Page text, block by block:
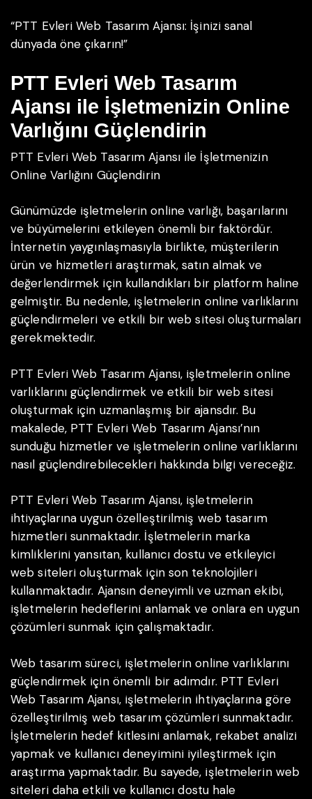
“PTT Evleri Web Tasarım Ajansı: İşinizi sanal
dünyada öne çıkarın!”
PTT Evleri Web Tasarım
Ajansı ile İşletmenizin Online
Varlığını Güçlendirin
PTT Evleri Web Tasarım Ajansı ile İşletmenizin
Online Varlığını Güçlendirin
Günümüzde işletmelerin online varlığı, başarılarını
ve büyümelerini etkileyen önemli bir faktördür.
İnternetin yaygınlaşmasıyla birlikte, müşterilerin
ürün ve hizmetleri araştırmak, satın almak ve
değerlendirmek için kullandıkları bir platform haline
gelmiştir. Bu nedenle, işletmelerin online varlıklarını
güçlendirmeleri ve etkili bir web sitesi oluşturmaları
gerekmektedir.
PTT Evleri Web Tasarım Ajansı, işletmelerin online
varlıklarını güçlendirmek ve etkili bir web sitesi
oluşturmak için uzmanlaşmış bir ajansdır. Bu
makalede, PTT Evleri Web Tasarım Ajansı’nın
sunduğu hizmetler ve işletmelerin online varlıklarını
nasıl güçlendirebilecekleri hakkında bilgi vereceğiz.
PTT Evleri Web Tasarım Ajansı, işletmelerin
ihtiyaçlarına uygun özelleştirilmiş web tasarım
hizmetleri sunmaktadır. İşletmelerin marka
kimliklerini yansıtan, kullanıcı dostu ve etkileyici
web siteleri oluşturmak için son teknolojileri
kullanmaktadır. Ajansın deneyimli ve uzman ekibi,
işletmelerin hedeflerini anlamak ve onlara en uygun
çözümleri sunmak için çalışmaktadır.
Web tasarım süreci, işletmelerin online varlıklarını
güçlendirmek için önemli bir adımdır. PTT Evleri
Web Tasarım Ajansı, işletmelerin ihtiyaçlarına göre
özelleştirilmiş web tasarım çözümleri sunmaktadır.
İşletmelerin hedef kitlesini anlamak, rekabet analizi
yapmak ve kullanıcı deneyimini iyileştirmek için
araştırma yapmaktadır. Bu sayede, işletmelerin web
siteleri daha etkili ve kullanıcı dostu hale